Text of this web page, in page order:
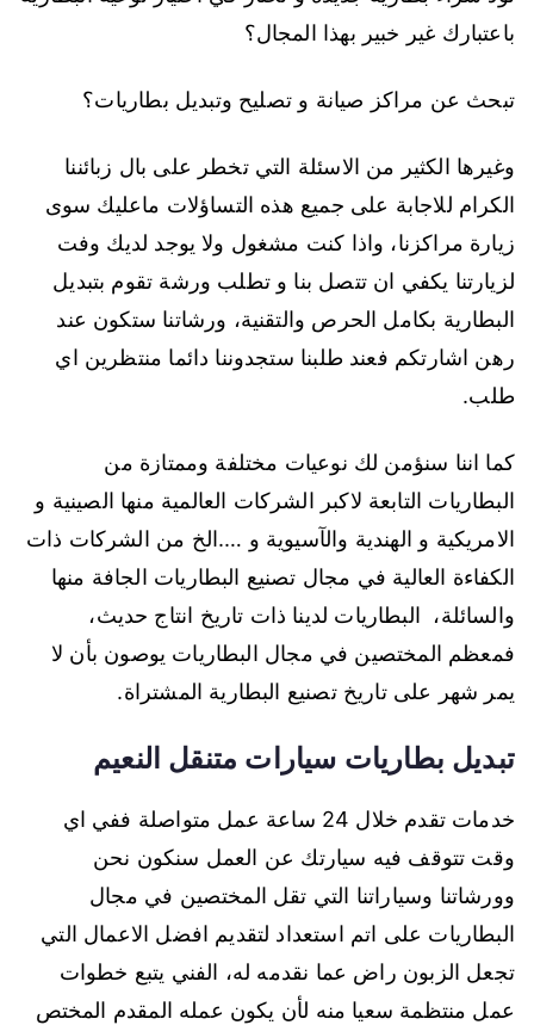
باعتبارك غير خبير بهذا المجال؟
تبحث عن مراكز صيانة و تصليح وتبديل بطاريات؟
وغيرها الكثير من الاسئلة التي تخطر على بال زبائننا
الكرام للاجابة على جميع هذه التساؤلات ماعليك سوى
زيارة مراكزنا، واذا كنت مشغول ولا يوجد لديك وفت
لزيارتنا يكفي ان تتصل بنا و تطلب ورشة تقوم بتبديل
البطارية بكامل الحرص والتقنية، ورشاتنا ستكون عند
رهن اشارتكم فعند طلبنا ستجدوننا دائما منتظرين اي
طلب.
كما اننا سنؤمن لك نوعيات مختلفة وممتازة من
البطاريات التابعة لاكبر الشركات العالمية منها الصينية و
الامريكية و الهندية والآسيوية و ….الخ من الشركات ذات
الكفاءة العالية في مجال تصنيع البطاريات الجافة منها
والسائلة، البطاريات لدينا ذات تاريخ انتاج حديث،
فمعظم المختصين في مجال البطاريات يوصون بأن لا
يمر شهر على تاريخ تصنيع البطارية المشتراة.
تبديل بطاريات سيارات متنقل النعيم
خدمات تقدم خلال 24 ساعة عمل متواصلة ففي اي
وقت تتوقف فيه سيارتك عن العمل سنكون نحن
وورشاتنا وسياراتنا التي تقل المختصين في مجال
البطاريات على اتم استعداد لتقديم افضل الاعمال التي
تجعل الزبون راض عما نقدمه له، الفني يتبع خطوات
عمل منتظمة سعيا منه لأن يكون عمله المقدم المختص